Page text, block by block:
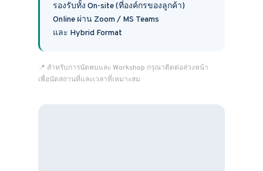
รองรับทั้ง On-site (ที่องค์กรของลูกค้า)
Online ผ่าน Zoom / MS Teams
และ Hybrid Format
📍 สำหรับการนัดพบและ Workshop กรุณาติดต่อล่วงหน้า
เพื่อนัดสถานที่และเวลาที่เหมาะสม